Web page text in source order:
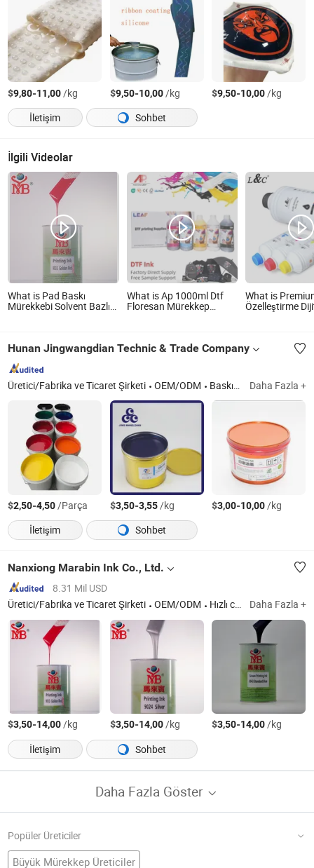
$9,80-11,00/kg $9,50-10,00/kg $9,50-10,00/kg
İletişim
Sohbet
İlgili Videolar
What is Pad Baskı
Mürekkebi Solvent Bazlı
What is Ap 1000ml Dtf
Floresan Mürekkep
Film için
What is
Özelleştirme
Püskürtmeli
Hunan Jingwangdian Technic & Trade Company
Üretici/Fabrika ve Ticaret Şirketi OEM/ODM Baskı Mürekkebi, Su Bazlı Vernik, Fountain Solüsyonu, CTP Makinesi, Kauçuk Blok Otomatik Temizleme Sistemi, Baskı Akıllı Ekipman, Baskı Malzemesi Daha Fazla +
$2,50-4,50/Parça $3,50-3,55/kg $3,00-10,00/kg
İletişim
Sohbet
Nanxiong Marabin Ink Co., Ltd.
8.31 Mil USD
Üretici/Fabrika ve Ticaret Şirketi
OEM/ODM Hızlı cevap Daha Fazla +
$3,50-14,00/kg $3,50-14,00/kg $3,50-14,00/kg
İletişim
Sohbet
Daha Fazla Göster
Popüler Üreticiler
Büyük Mürekkep Üreticiler